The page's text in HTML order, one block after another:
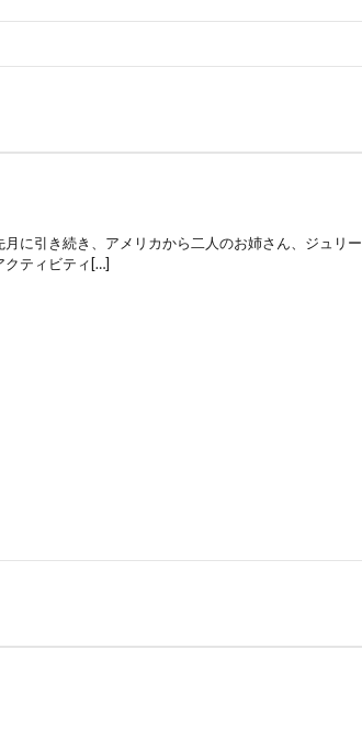
に引き続き、アメリカから二人のお姉さん、ジュリー
クティビティ[…]